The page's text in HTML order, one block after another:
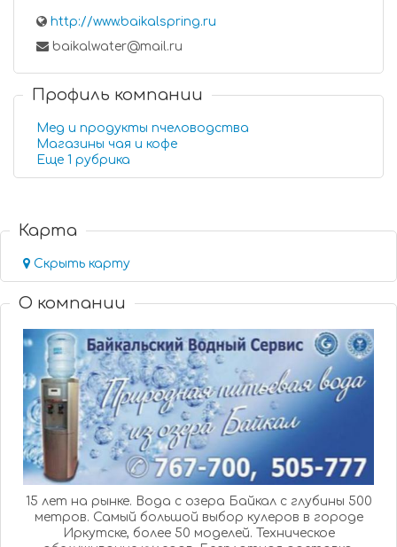
http://www.baikalspring.ru
baikalwater@mail.ru
Профиль компании
Мед и продукты пчеловодства
Магазины чая и кофе
Еще 1 рубрика
Карта
Скрыть карту
О компании
15 лет на рынке. Вода с озера Байкал с глубины 500
метров. Самый большой выбор кулеров в городе
Иркутске, более 50 моделей. Техническое